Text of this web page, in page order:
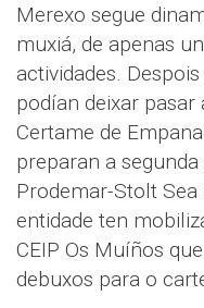
Merexo segue
muxiá, de apenas
actividades. Despois
podían deixar
Certame de
preparan a
Prodemar-Stolt
entidade ten
CEIP Os Muíños
debuxos para o